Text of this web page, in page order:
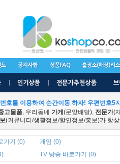
호를 이용하여 순간이동 하자! 우편번호
고물품, 우리동네 가게 (문앞배달), 전문가(
(커뮤니티/생활정보/할인정보/홍보)가 항
가기 (0) 게임 (0)
TV 방송 바로가기 (0)